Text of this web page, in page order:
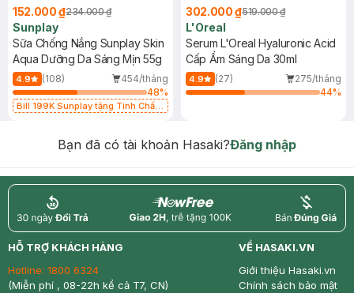
152.000 ₫234.000 ₫
Sunplay
Sữa Chống Nắng Sunplay Skin
Aqua Dưỡng Da Sáng Mịn 55g
4.9 (108)
454/tháng
48%
Bill 199K Sunplay tặng Tinh Chất
302.000 ₫519.000 ₫
L'Oreal
Serum L'Oreal Hyaluronic Acid
Cấp Ẩm Sáng Da 30ml
4.9 (27)
275/tháng
44%
Bạn đã có tài khoản Hasaki?Đăng nhập
return nowfree price
HỖ TRỢ KHÁCH HÀNG
Hotline: 1800 6324
(Miễn phí , 08-22h kể cả T7, CN)
VỀ HASAKI.VN
Giới thiệu Hasaki.vn
Chính sách bảo mật